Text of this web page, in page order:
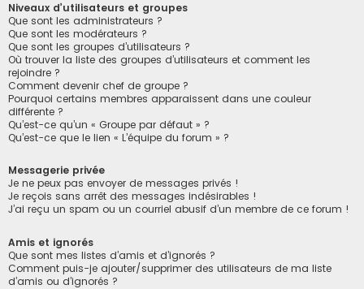
Niveaux d’utilisateurs et groupes
Que sont les administrateurs ?
Que sont les modérateurs ?
Que sont les groupes d’utilisateurs ?
Où trouver la liste des groupes d’utilisateurs et comment les
rejoindre ?
Comment devenir chef de groupe ?
Pourquoi certains membres apparaissent dans une couleur
différente ?
Qu’est-ce qu’un « Groupe par défaut » ?
Qu’est-ce que le lien « L’équipe du forum » ?
Messagerie privée
Je ne peux pas envoyer de messages privés !
Je reçois sans arrêt des messages indésirables !
J’ai reçu un spam ou un courriel abusif d’un membre de ce forum !
Amis et ignorés
Que sont mes listes d’amis et d’ignorés ?
Comment puis-je ajouter/supprimer des utilisateurs de ma liste
d’amis ou d’ignorés ?